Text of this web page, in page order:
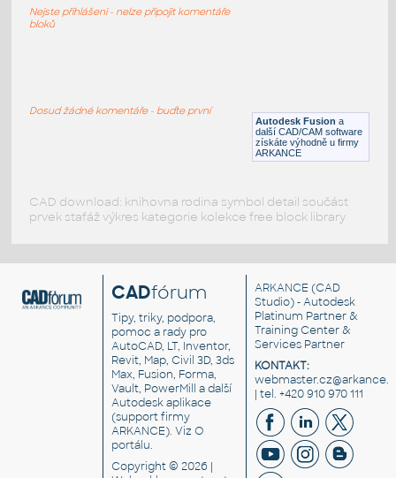
F3D Ocel
F3D Ocel
Autodesk Fusion a
další CAD/CAM software
získáte výhodně u firmy
ARKANCE
Nejste přihlášeni - nelze připojit komentáře
bloků
Dosud žádné komentáře - buďte první
CAD download: knihovna rodina symbol detail součást
prvek stafáž výkres kategorie kolekce free block library
CADfórum
Tipy, triky, podpora,
pomoc a rady pro
AutoCAD, LT, Inventor,
Revit, Map, Civil 3D, 3ds
Max, Fusion, Forma,
Vault, PowerMill a další
Autodesk aplikace
(support firmy
ARKANCE). VizO
portálu.
Copyright © 2026 |
ARKANCE (CAD
Studio) - Autodesk
Platinum Partner &
Training Center &
Services Partner
KONTAKT:
| tel. +420 910 970 111